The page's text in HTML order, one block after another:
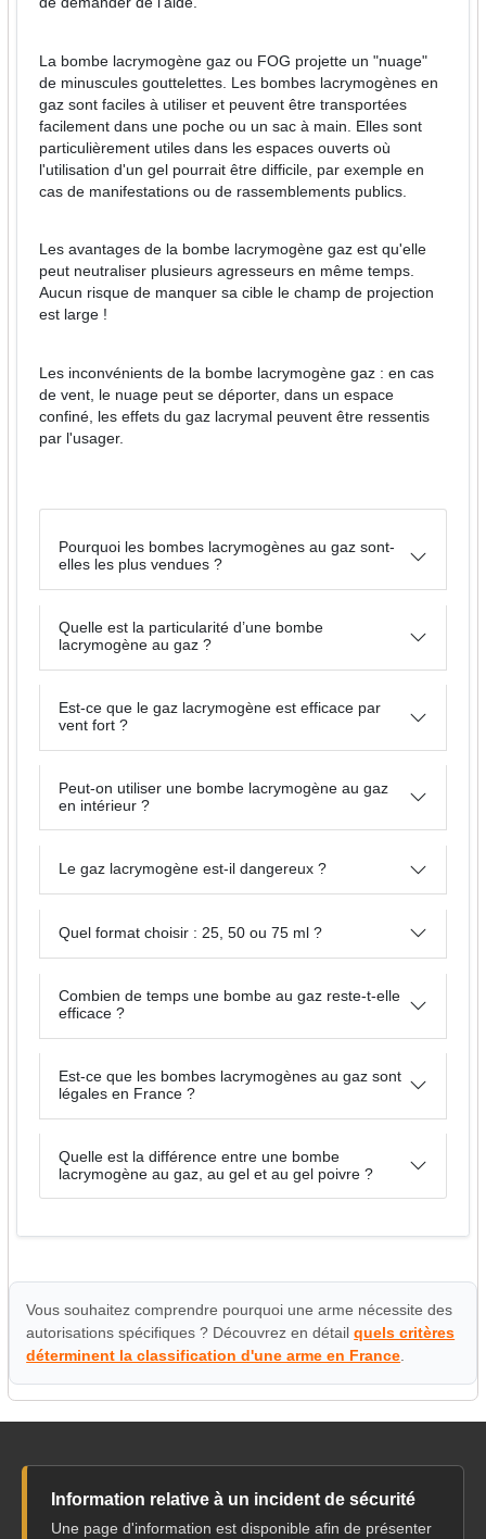
La bombe lacrymogène gaz ou FOG projette un "nuage"
de minuscules gouttelettes. Les bombes lacrymogènes en
gaz sont faciles à utiliser et peuvent être transportées
facilement dans une poche ou un sac à main. Elles sont
particulièrement utiles dans les espaces ouverts où
l'utilisation d'un gel pourrait être difficile, par exemple en
cas de manifestations ou de rassemblements publics.
Les avantages de la bombe lacrymogène gaz est qu'elle
peut neutraliser plusieurs agresseurs en même temps.
Aucun risque de manquer sa cible le champ de projection
est large !
Les inconvénients de la bombe lacrymogène gaz : en cas
de vent, le nuage peut se déporter, dans un espace
confiné, les effets du gaz lacrymal peuvent être ressentis
par l'usager.
Pourquoi les bombes lacrymogènes au gaz sont-
elles les plus vendues ?
Quelle est la particularité d’une bombe
lacrymogène au gaz ?
Est-ce que le gaz lacrymogène est efficace par
vent fort ?
Peut-on utiliser une bombe lacrymogène au gaz
en intérieur ?
Le gaz lacrymogène est-il dangereux ?
Quel format choisir : 25, 50 ou 75 ml ?
Combien de temps une bombe au gaz reste-t-elle
efficace ?
Est-ce que les bombes lacrymogènes au gaz sont
légales en France ?
Quelle est la différence entre une bombe
lacrymogène au gaz, au gel et au gel poivre ?
Vous souhaitez comprendre pourquoi une arme nécessite des
autorisations spécifiques ? Découvrez en détailquels critères
déterminent la classification d'une arme en France
Information relative à un incident de sécurité
Une page d'information est disponible afin de présenter